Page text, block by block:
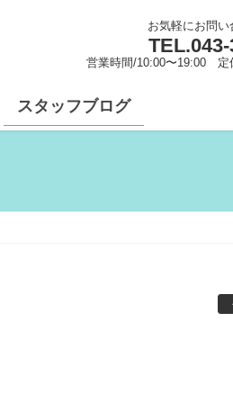
お気軽にお問
TEL.
営業時間/10:00〜19:00 定
スタッフブログ